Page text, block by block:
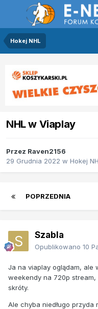
Hokej NHL
NHL w Viaplay
Przez Raven2156
29 Grudnia 2022 w Hokej
POPRZEDNIA
Szabla
Opublikowano 10
Ja na viaplay oglądam, ale
weekendy na 720p
skróty.
Ale chyba niedługo przyda